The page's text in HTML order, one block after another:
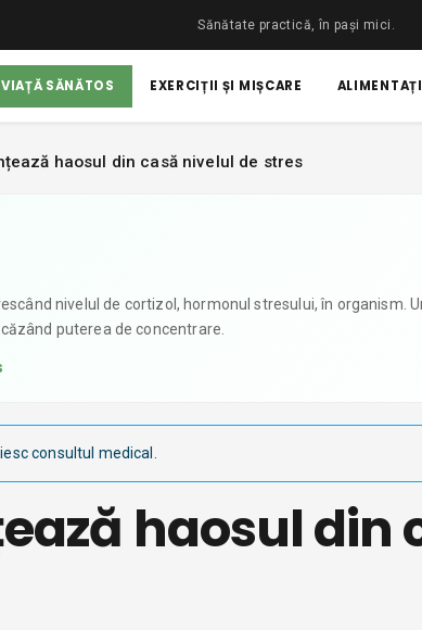
Sănătate practică, în pași mici.
SĂNĂTOS EXERCIȚII ȘI MIȘCARE
haosul din casă nivelul de stres
nivelul de cortizol, hormonul stresului, în organism.
puterea de concentrare.
consultul medical.
haosul din